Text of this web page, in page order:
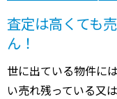
査定は高くても
ん！
世に出ている物件に
い売れ残っている又